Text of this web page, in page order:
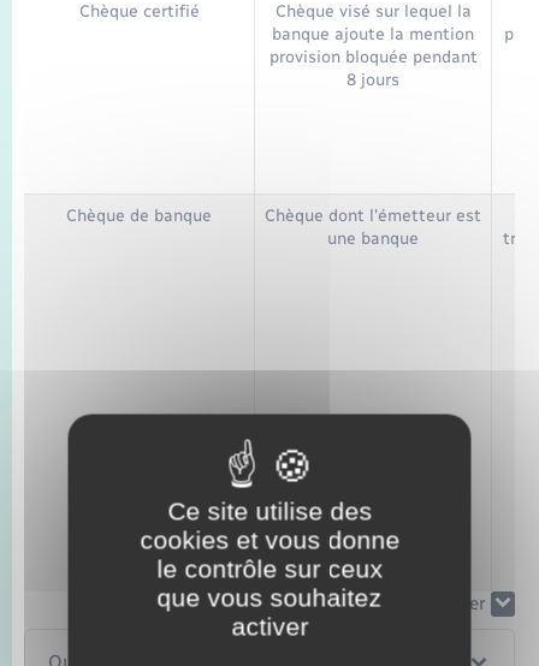
Chèque certifié
Chèque visé sur lequel la
banque ajoute la mention
provision bloquée pendant
8 jours
Chèque de banque
Chèque dont l'émetteur est
une banque
Tout replier Tout déplier
Ce site utilise des
cookies et vous donne
le contrôle sur ceux
que vous souhaitez
activer